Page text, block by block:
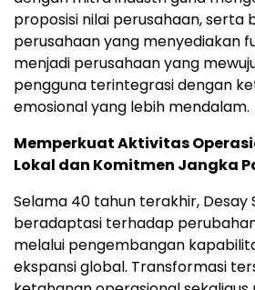
proposisi nilai perusahaan, serta
perusahaan yang menyediakan
menjadi perusahaan yang
pengguna terintegrasi dengan
emosional yang lebih mendalam.
Memperkuat Aktivitas
Lokal dan Komitmen Jangka
Selama 40 tahun terakhir, Desay
beradaptasi terhadap
melalui pengembangan
ekspansi global. Transformasi